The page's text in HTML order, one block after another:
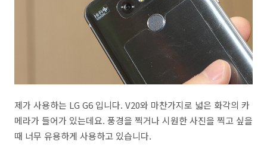
제가 사용하는 LG G6 입니다. V20와 마찬가지로 넓은 화각의 카
메라가 들어가 있는데요. 풍경을 찍거나 시원한 사진을 찍고 싶을
때 너무 유용하게 사용하고 있습니다.